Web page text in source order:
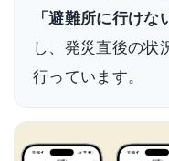
「避難所に行けな
し、発災直後の状
行っています。